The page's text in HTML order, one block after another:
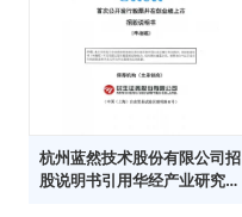
杭州蓝然技术股份有限公司招
股说明书引用华经产业研究院